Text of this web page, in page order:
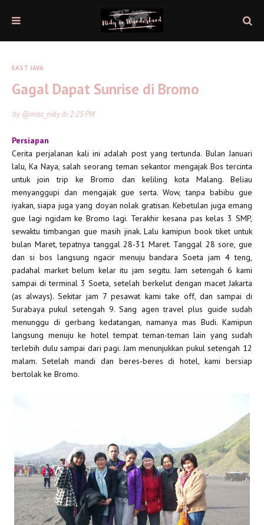
EAST JAVA
Gagal Dapat Sunrise di Bromo
by @miss_nidydi2:25 PM
Persiapan
Cerita perjalanan kali ini adalah post yang tertunda. Bulan Januari
lalu, Ka Naya, salah seorang teman sekantor mengajak Bos tercinta
untuk join trip ke Bromo dan keliling kota Malang. Beliau
menyanggupi dan mengajak gue serta. Wow, tanpa babibu gue
iyakan, siapa juga yang doyan nolak gratisan. Kebetulan juga emang
gue lagi ngidam ke Bromo lagi. Terakhir kesana pas kelas 3 SMP,
sewaktu timbangan gue masih jinak. Lalu kamipun book tiket untuk
bulan Maret, tepatnya tanggal 28-31 Maret. Tanggal 28 sore, gue
dan si bos langsung ngacir menuju bandara Soeta jam 4 teng,
padahal market belum kelar itu jam segitu. Jam setengah 6 kami
sampai di terminal 3 Soeta, setelah berkelut dengan macet Jakarta
(as always). Sekitar jam 7 pesawat kami take off, dan sampai di
Surabaya pukul setengah 9. Sang agen travel plus guide sudah
menunggu di gerbang kedatangan, namanya mas Budi. Kamipun
langsung menuju ke hotel tempat teman-teman lain yang sudah
terlebih dulu sampai dari pagi. Jam menunjukkan pukul setengah 12
malam. Setelah mandi dan beres-beres di hotel, kami bersiap
bertolak ke Bromo.